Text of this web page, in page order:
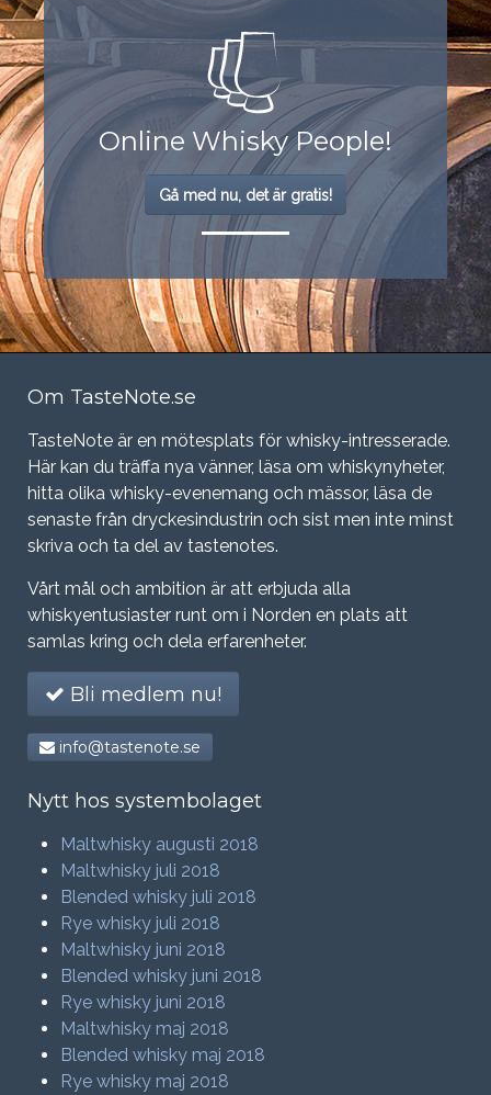
Online Whisky People!
Gå med nu, det är gratis!
Om TasteNote.se
TasteNote är en mötesplats för whisky-intresserade.
Här kan du träffa nya vänner, läsa om whiskynyheter,
hitta olika whisky-evenemang och mässor, läsa de
senaste från dryckesindustrin och sist men inte minst
skriva och ta del av tastenotes.
Vårt mål och ambition är att erbjuda alla
whiskyentusiaster runt om i Norden en plats att
samlas kring och dela erfarenheter.
Bli medlem nu!
info@tastenote.se
Nytt hos systembolaget
Maltwhisky augusti 2018
Maltwhisky juli 2018
Blended whisky juli 2018
Rye whisky juli 2018
Maltwhisky juni 2018
Blended whisky juni 2018
Rye whisky juni 2018
Maltwhisky maj 2018
Blended whisky maj 2018
Rye whisky maj 2018